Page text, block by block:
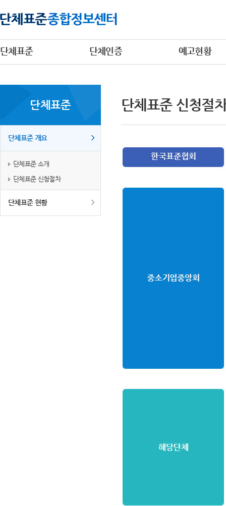
단체표준 단체인증 예고현황
단체표준
단체표준 개요
단체표준 소개
단체표준 신청절차
단체표준 현황
단체표준 신청절